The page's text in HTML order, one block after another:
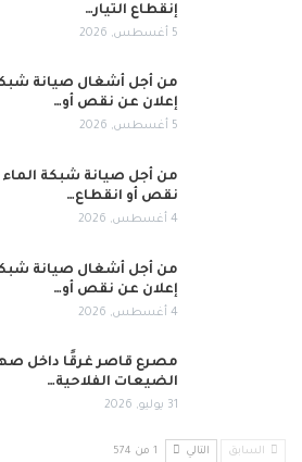
إنقطاع التيار…
5 أغسطس, 2026
من أجل أشغال صيانة
إعلان عن نقص أو…
5 أغسطس, 2026
من أجل صيانة شبكة
نقص أو انقطاع…
4 أغسطس, 2026
من أجل أشغال صيانة
إعلان عن نقص أو…
4 أغسطس, 2026
مصرع قاصر غرقًا داخل
الضيعات الفلاحية…
31 يوليو, 2026
السابق التالي 1 من 574